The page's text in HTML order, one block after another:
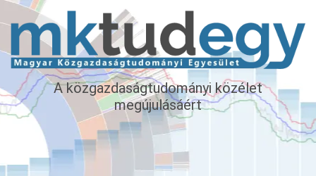
A közgazdaságtudományi közélet
megújulásáért